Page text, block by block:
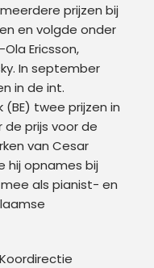
prijzen bij
en volgde onder
Ericsson,
In september
in de int.
twee prijzen in
prijs voor de
van Cesar
hij opnames bij
als pianist- en